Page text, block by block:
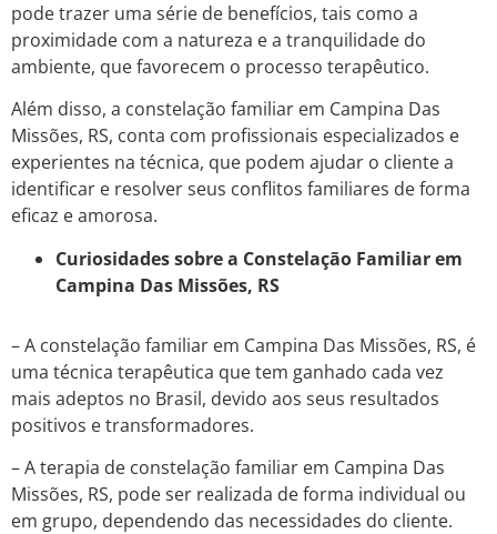
pode trazer uma série de benefícios, tais como a
proximidade com a natureza e a tranquilidade do
ambiente, que favorecem o processo terapêutico.
Além disso, a constelação familiar em Campina Das
Missões, RS, conta com profissionais especializados e
experientes na técnica, que podem ajudar o cliente a
identificar e resolver seus conflitos familiares de forma
eficaz e amorosa.
Curiosidades sobre a Constelação Familiar em
Campina Das Missões, RS
– A constelação familiar em Campina Das Missões, RS, é
uma técnica terapêutica que tem ganhado cada vez
mais adeptos no Brasil, devido aos seus resultados
positivos e transformadores.
– A terapia de constelação familiar em Campina Das
Missões, RS, pode ser realizada de forma individual ou
em grupo, dependendo das necessidades do cliente.